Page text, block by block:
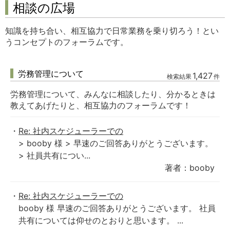
相談の広場
知識を持ち合い、相互協力で日常業務を乗り切ろう！とい
うコンセプトのフォーラムです。
労務管理について 検索結果 1,427件
労務管理について、みんなに相談したり、分かるときは
教えてあげたりと、相互協力のフォーラムです！
Re: 社内スケジューラーでの
> booby 様 > 早速のご回答ありがとうございます。
> 社員共有につい...
著者：booby
Re: 社内スケジューラーでの
booby 様 早速のご回答ありがとうございます。 社員
共有については仰せのとおりと思います。 ...